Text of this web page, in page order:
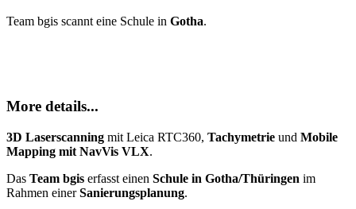
Team bgis scannt eine Schule in Gotha.
More details...
3D Laserscanning mit Leica RTC360, Tachymetrie und Mobile
Mapping mit NavVis VLX.
Das Team bgis erfasst einen Schule in Gotha/Thüringen im
Rahmen einerSanierungsplanung.